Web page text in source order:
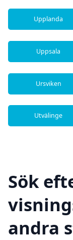
Upplanda
Uppsala
Ursviken
Utvälinge
Sök
andra